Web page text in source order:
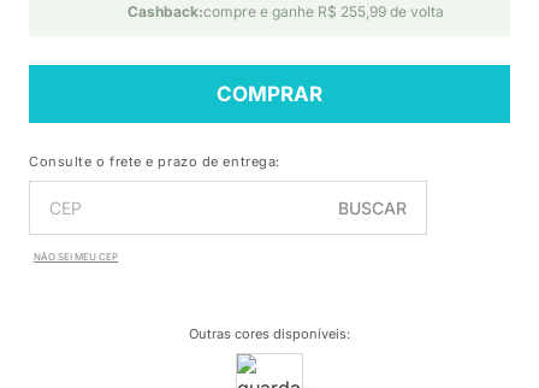
Cashback:compre e ganhe R$ 255,99 de volta
COMPRAR
Consulte o frete e prazo de entrega:
BUSCAR
NÃO SEI MEU CEP
Outras cores disponíveis: